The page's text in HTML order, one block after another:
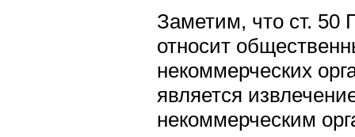
Заметим, что ст. 50
относит
некоммерческих
является
некоммерческим